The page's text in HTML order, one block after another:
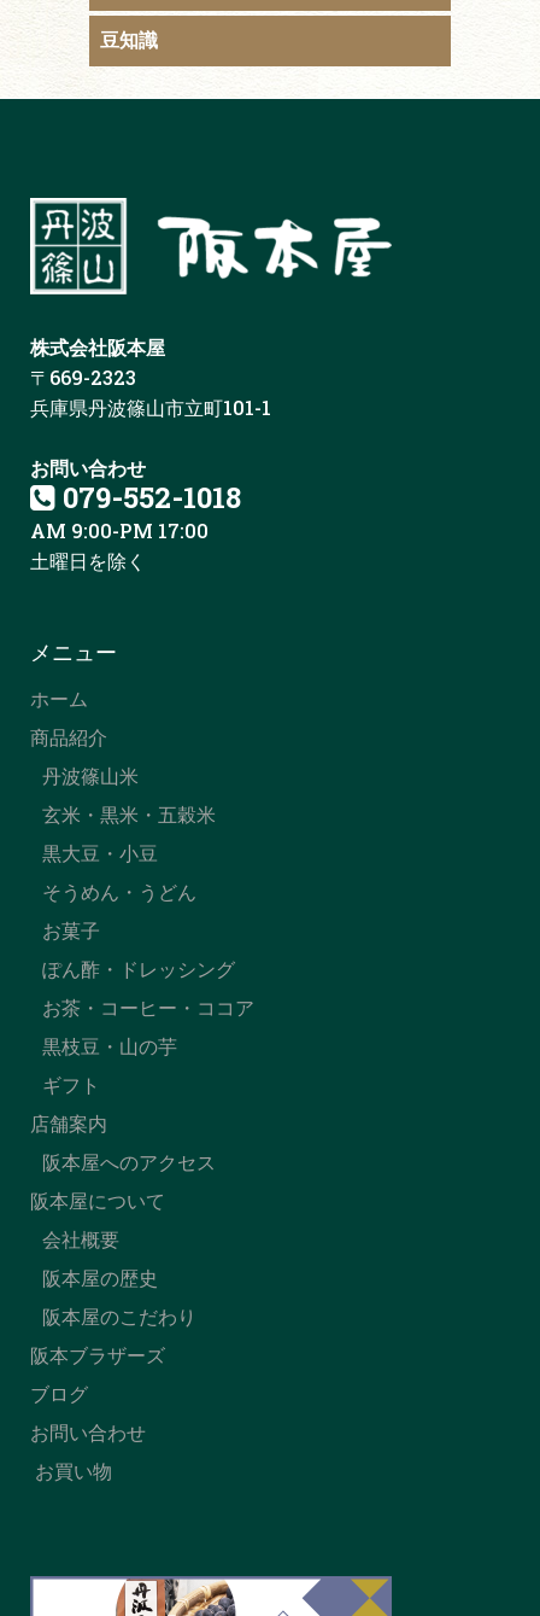
豆知識
株式会社阪本屋
〒669-2323
兵庫県丹波篠山市立町101-1
お問い合わせ
079-552-1018
AM 9:00-PM 17:00
土曜日を除く
メニュー
ホーム
商品紹介
丹波篠山米
玄米・黒米・五穀米
黒大豆・小豆
そうめん・うどん
お菓子
ぽん酢・ドレッシング
お茶・コーヒー・ココア
黒枝豆・山の芋
ギフト
店舗案内
阪本屋へのアクセス
阪本屋について
会社概要
阪本屋の歴史
阪本屋のこだわり
阪本ブラザーズ
ブログ
お問い合わせ
お買い物